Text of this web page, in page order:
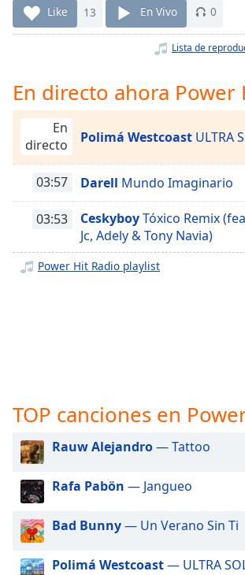
Seek to
live,
currently
Time-
Playback
Chapters
Chapters
Descriptions
settings
opens
subtitles
settings
subtitles
off
selected
Audio
Track
Like 13 En Vivo 0
Lista de
En directo ahora Power
En
directo
Polimá Westcoast ULTRA
03:57 Darell Mundo Imaginario
03:53 CeskyboyTóxico Remix
Jc, Adely & Tony Navia)
Power Hit Radio playlist
TOP canciones en
Rauw Alejandro— Tattoo
Rafa Pabön — Jangueo
Bad Bunny— Un Verano Sin Ti
Polimá Westcoast— ULTRA